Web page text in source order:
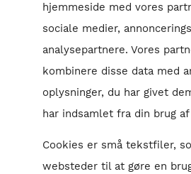
hjemmeside med vores
sociale medier,
analysepartnere. Vores
kombinere disse data med
oplysninger, du har givet
har indsamlet fra din brug
Cookies er små tekstfiler,
websteder til at gøre en